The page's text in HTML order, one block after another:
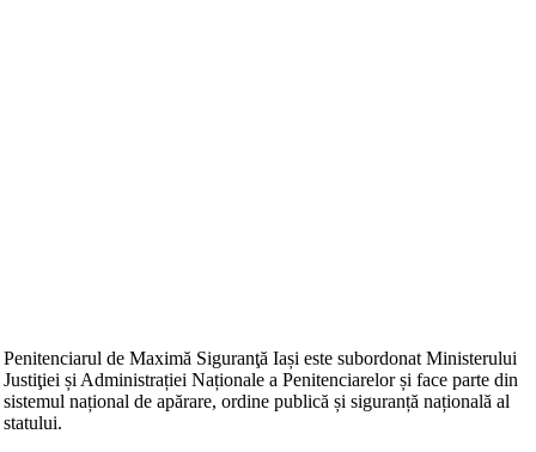
Penitenciarul de Maximă Siguranţă Iași este subordonat Ministerului
Justiţiei și Administrației Naționale a Penitenciarelor și face parte din
sistemul național de apărare, ordine publică și siguranță națională al
statului.